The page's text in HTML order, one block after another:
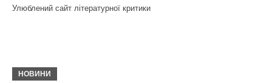
Улюблений сайт літературної критики
НОВИНИ